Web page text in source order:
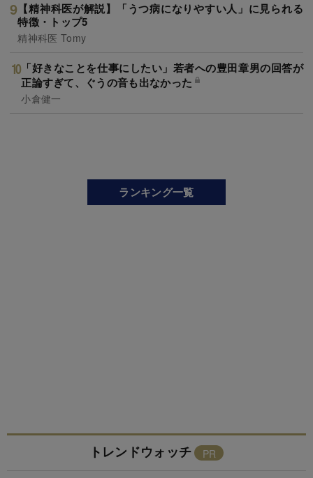
【精神科医が解説】「うつ病になりやすい人」に見られる
特徴・トップ5
精神科医 Tomy
「好きなことを仕事にしたい」若者への豊田章男の回答が
正論すぎて、ぐうの音も出なかった
小倉健一
ランキング一覧
トレンドウォッチ